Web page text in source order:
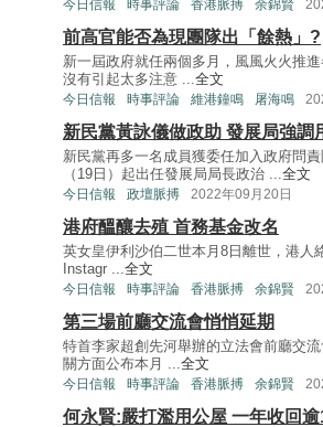
今日信報 時事評論 香港脈搏 余錦賢
前高官能否為現團隊出「餘熱」?
新一屆政府就任兩個多月，風風火火推
沒有引起太多注意 ...全文
今日信報 時事評論 維港鐘鳴 屠海鳴
新民黨黃詠儀做政助 發展局強調
新民黨再多一名成員獲委任加入政府問
（19日）起出任發展局局長政治 ...全文
今日信報 政壇脈搏 2022年09月20日
港府醞釀去殖 首務基金改名
英女皇伊利沙伯二世本月8日離世，港人
Instagr ...全文
今日信報 時事評論 香港脈搏 余錦賢
第三場前廳交流會悄悄延期
特首李家超創先河舉辦的立法會前廳交
關方面公布本月 ...全文
今日信報 時事評論 香港脈搏 余錦賢
何永賢:嚴打濫用公屋 一年收回